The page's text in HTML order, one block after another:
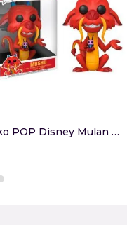
Funko POP Disney Mulan Mushu 25cm